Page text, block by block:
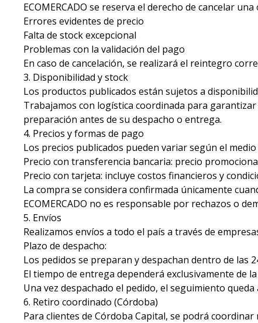
ECOMERCADO se reserva el derecho de cancelar
Errores evidentes de precio
Falta de stock excepcional
Problemas con la validación del pago
En caso de cancelación, se realizará el reintegro
3. Disponibilidad y stock
Los productos publicados están sujetos a
Trabajamos con logística coordinada para
preparación antes de su despacho o entrega.
4. Precios y formas de pago
Los precios publicados pueden variar según el
Precio con transferencia bancaria: precio
Precio con tarjeta: incluye costos financieros y
La compra se considera confirmada únicamente
ECOMERCADO no es responsable por rechazos o
5. Envíos
Realizamos envíos a todo el país a través de
Plazo de despacho:
Los pedidos se preparan y despachan dentro de las
El tiempo de entrega dependerá exclusivamente de
Una vez despachado el pedido, el seguimiento
6. Retiro coordinado (Córdoba)
Para clientes de Córdoba Capital, se podrá